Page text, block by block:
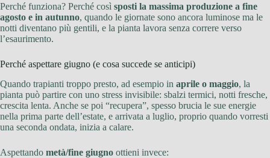
Perché funziona? Perché così sposti la massima produzione a fine
agosto e in autunno, quando le giornate sono ancora luminose ma le
notti diventano più gentili, e la pianta lavora senza correre verso
l’esaurimento.
Perché aspettare giugno (e cosa succede se anticipi)
Quando trapianti troppo presto, ad esempio in aprile o maggio, la
pianta può partire con uno stress invisibile: sbalzi termici, notti fresche,
crescita lenta. Anche se poi “recupera”, spesso brucia le sue energie
nella prima parte dell’estate, e arrivata a luglio, proprio quando vorresti
una seconda ondata, inizia a calare.
Aspettando metà/fine giugno ottieni invece: